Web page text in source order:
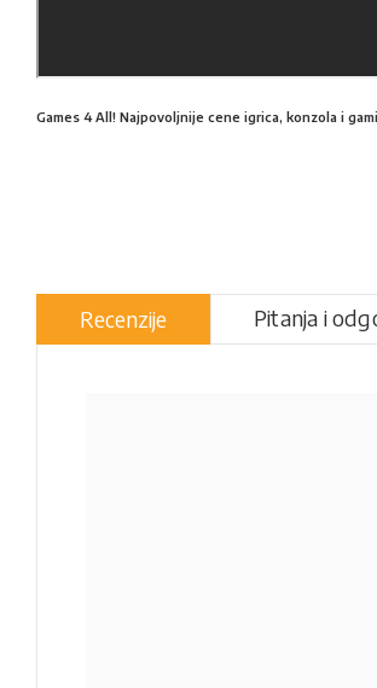
Games 4 All! Najpovoljnije cene igrica, konzola i
Recenzije Pitanja i